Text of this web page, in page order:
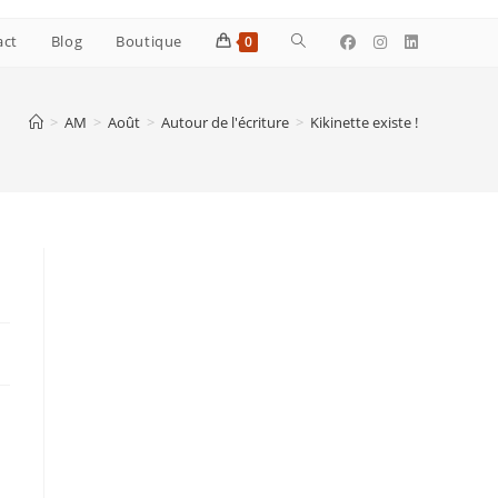
Blog Boutique 0 Toggle
search
> AM > Août > Autour de l'écriture > Kikinette existe !